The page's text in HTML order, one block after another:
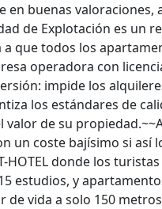
en buenas
de Explotación es un
a que todos los
operadora con licencia,
impide los
los estándares de
valor de su
un coste bajísimo si así
HOTEL donde los
estudios, y
de vida a solo 150